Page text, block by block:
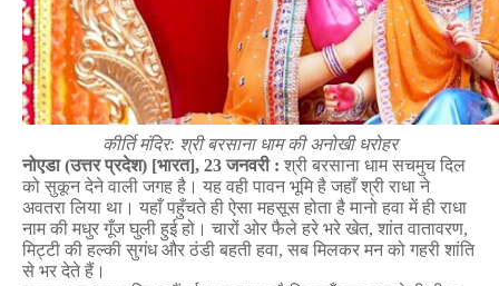
कीर्ति मंदिर: श्री बरसाना धाम की अनोखी धरोहर
नोएडा(उत्तर प्रदेश) [भारत], 23जनवरी : श्री बरसाना धाम सचमुच दिल
को सुकून देने वाली जगह है। यह वही पावन भूमि है जहाँ श्री राधा ने
अवतरा लिया था। यहाँ पहुँचते ही ऐसा महसूस होता है मानो हवा में ही राधा
नाम की मधुर गूँज घुली हुई हो। चारों ओर फैले हरे भरे खेत, शांत वातावरण,
मिट्टी की हल्की सुगंध और ठंडी बहती हवा, सब मिलकर मन को गहरी शांति
से भर देते हैं।